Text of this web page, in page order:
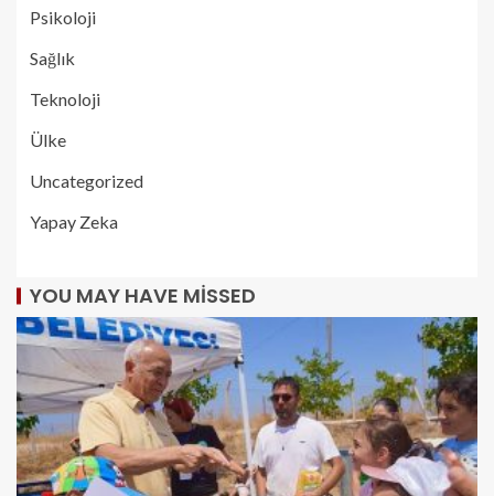
Psikoloji
Sağlık
Teknoloji
Ülke
Uncategorized
Yapay Zeka
YOU MAY HAVE MISSED